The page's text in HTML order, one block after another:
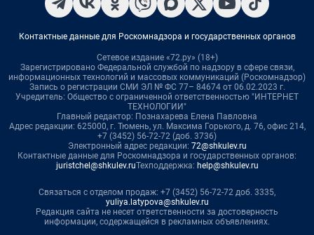
Контактные данные для Роскомнадзора и государственных органов
Сетевое издание «72.ру» (18+)
Зарегистрировано Федеральной службой по надзору в сфере связи,
информационных технологий и массовых коммуникаций (Роскомнадзор)
Запись о регистрации СМИ ЭЛ № ФС 77– 84674 от 06.02.2023 г.
Учредитель: Общество с ограниченной ответственностью "ИНТЕРНЕТ
ТЕХНОЛОГИИ"
Главный редактор: Познахарева Елена Павловна
Адрес редакции: 625000, г. Тюмень, ул. Максима Горького, д. 76, офис 214,
+7 (3452) 56-72-72 (доб. 3736)
Электронный адрес редакции: 72@shkulev.ru
Контактные данные для Роскомнадзора и государственных органов:
juristchel@shkulev.ruТехподдержка: help@shkulev.ru
Связаться с отделом продаж: +7 (3452) 56-72-72 доб. 3335,
yuliya.latypova@shkulev.ru
Редакция сайта не несет ответственности за достоверность
информации, содержащейся в рекламных объявлениях.